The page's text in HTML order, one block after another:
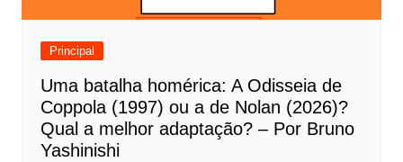
d
Principal
Uma batalha homérica: A Odisseia de
Coppola (1997) ou a de Nolan (2026)?
Qual a melhor adaptação? – Por Bruno
Yashinishi